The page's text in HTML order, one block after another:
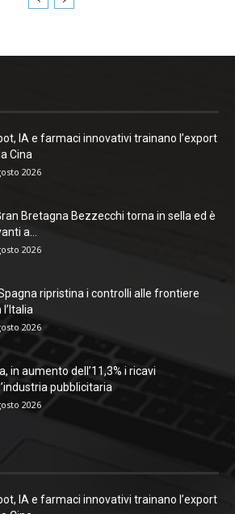
IA e farmaci innovativi trainano l’export
Cina
2026
Bretagna Bezzecchi torna in sella ed è
a...
2026
Spagna ripristina i controlli alle frontiere
l’Italia
2026
in aumento dell’11,3% i ricavi
pubblicitaria
2026
IA e farmaci innovativi trainano l’export